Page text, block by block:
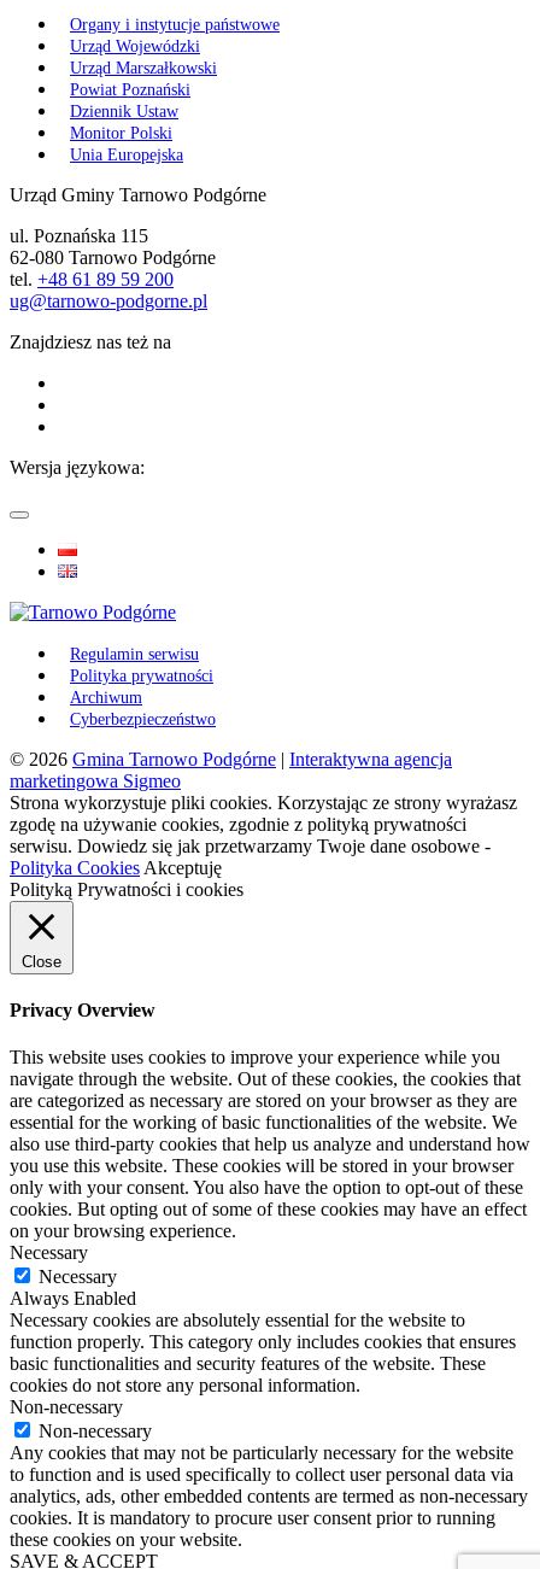
Organy i instytucje państwowe
Urząd Wojewódzki
Urząd Marszałkowski
Powiat Poznański
Dziennik Ustaw
Monitor Polski
Unia Europejska
Urząd Gminy Tarnowo Podgórne
ul. Poznańska 115
62-080 Tarnowo Podgórne
tel. +48 61 89 59 200
ug@tarnowo-podgorne.pl
Znajdziesz nas też na
Wersja językowa:
Regulamin serwisu
Polityka prywatności
Archiwum
Cyberbezpieczeństwo
© 2026 Gmina Tarnowo Podgórne | Interaktywna agencja
marketingowa Sigmeo
Strona wykorzystuje pliki cookies. Korzystając ze strony wyrażasz
zgodę na używanie cookies, zgodnie z polityką prywatności
serwisu. Dowiedz się jak przetwarzamy Twoje dane osobowe -
Polityka Cookies Akceptuję
Polityką Prywatności i cookies
Close
Privacy Overview
This website uses cookies to improve your experience while you
navigate through the website. Out of these cookies, the cookies that
are categorized as necessary are stored on your browser as they are
essential for the working of basic functionalities of the website. We
also use third-party cookies that help us analyze and understand how
you use this website. These cookies will be stored in your browser
only with your consent. You also have the option to opt-out of these
cookies. But opting out of some of these cookies may have an effect
on your browsing experience.
Necessary
Necessary
Always Enabled
Necessary cookies are absolutely essential for the website to
function properly. This category only includes cookies that ensures
basic functionalities and security features of the website. These
cookies do not store any personal information.
Non-necessary
Non-necessary
Any cookies that may not be particularly necessary for the website
to function and is used specifically to collect user personal data via
analytics, ads, other embedded contents are termed as non-necessary
cookies. It is mandatory to procure user consent prior to running
these cookies on your website.
SAVE & ACCEPT